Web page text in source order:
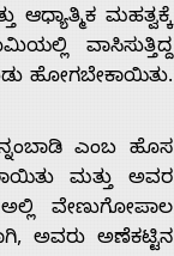
ಆಧ್ಯಾತ್ಮಿಕ ಮಹತ್ವಕ್ಕೆ
ವಾಸಿಸುತ್ತಿದ್ದ
ಹೋಗಬೇಕಾಯಿತು.
ಎಂಬ ಹೊಸ
ಮತ್ತು ಅವರ
ವೇಣುಗೋಪಾಲ
ಅವರು ಅಣೆಕಟ್ಟಿನ